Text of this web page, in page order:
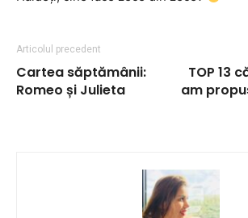
Articolul precedent
Cartea săptămânii:
Romeo și Julieta
TOP 13
am